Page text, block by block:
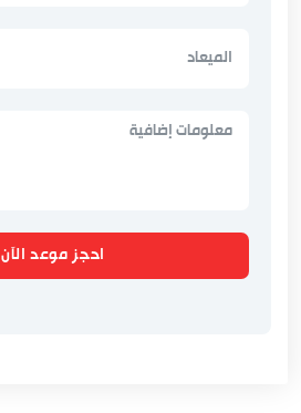
احجز موعد الآن